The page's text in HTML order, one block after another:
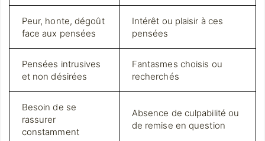
Peur, honte, dégoût
face aux pensées
Intérêt ou plaisir à ces
pensées
Pensées intrusives
et non désirées
Fantasmes choisis ou
recherchés
Besoin de se
rassurer
constamment
Absence de culpabilité ou
de remise en question